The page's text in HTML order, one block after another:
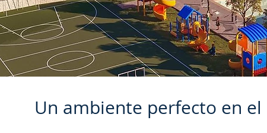
Un ambiente perfecto en el